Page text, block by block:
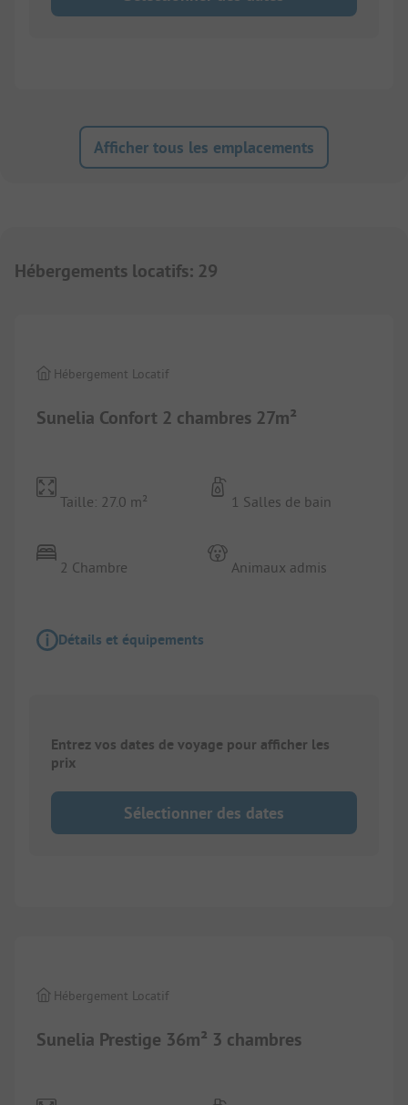
Afficher tous les emplacements
Hébergements locatifs: 29
Sunelia Confort 2 chambres 27m²
Hébergement Locatif
Taille: 27.0 m²
2 Chambre
1 Salles de bain
Animaux admis
Détails et équipements
Entrez vos dates de voyage pour afficher les
prix
Sélectionner des dates
Sunelia Prestige 36m² 3 chambres
Hébergement Locatif